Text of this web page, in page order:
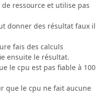
ressource et utilise pas
donner des résultat faux il
fais des calculs
ensuite le résultat.
le cpu est pas fiable à 100
que le cpu ne fait aucune